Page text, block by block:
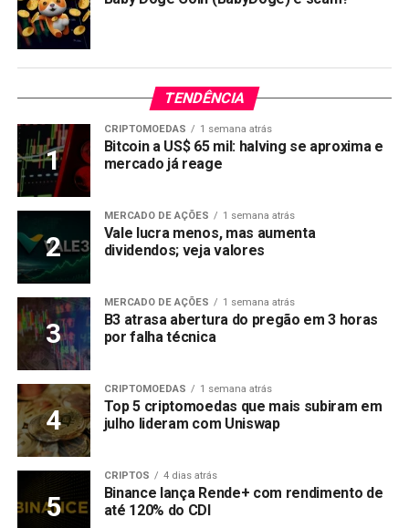
TENDÊNCIA
CRIPTOMOEDAS 1 semana atrás
Bitcoin a US$ 65 mil: halving se aproxima e
mercado já reage
MERCADO DE AÇÕES 1 semana atrás
Vale lucra menos, mas aumenta
dividendos; veja valores
MERCADO DE AÇÕES 1 semana atrás
B3 atrasa abertura do pregão em 3 horas
por falha técnica
CRIPTOMOEDAS 1 semana atrás
Top 5 criptomoedas que mais subiram em
julho lideram com Uniswap
CRIPTOS 4 dias atrás
Binance lança Rende+ com rendimento de
até 120% do CDI